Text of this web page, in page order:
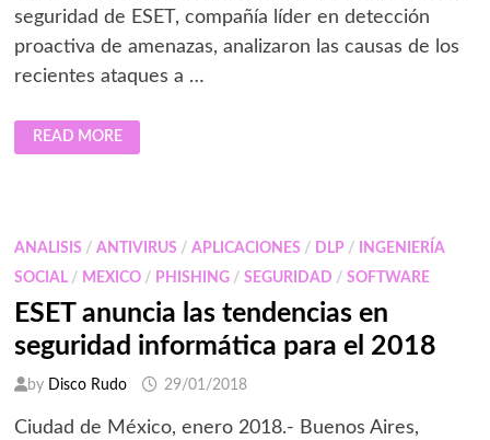
seguridad de ESET, compañía líder en detección
proactiva de amenazas, analizaron las causas de los
recientes ataques a …
ESET
ANALIZA
EL
CONSEJOS
PROTEGER
CARTERAS
READ MORE
ANALISIS / ANTIVIRUS / APLICACIONES / DLP/
INGENIERÍA
SOCIAL/ MEXICO/ PHISHING/ SEGURIDAD / SOFTWARE
ESET anuncia las tendencias en
seguridad informática para el 2018
by Disco Rudo 29/01/2018
Ciudad de México, enero 2018.- Buenos Aires,